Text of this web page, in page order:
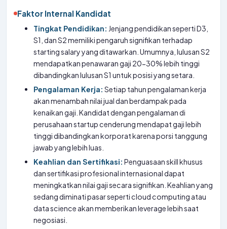
Faktor Internal Kandidat
Tingkat Pendidikan: Jenjang pendidikan seperti D3,
S1, dan S2 memiliki pengaruh signifikan terhadap
starting salary yang ditawarkan. Umumnya, lulusan S2
mendapatkan penawaran gaji 20-30% lebih tinggi
dibandingkan lulusan S1 untuk posisi yang setara.
Pengalaman Kerja: Setiap tahun pengalaman kerja
akan menambah nilai jual dan berdampak pada
kenaikan gaji. Kandidat dengan pengalaman di
perusahaan startup cenderung mendapat gaji lebih
tinggi dibandingkan korporat karena porsi tanggung
jawab yang lebih luas.
Keahlian dan Sertifikasi: Penguasaan skill khusus
dan sertifikasi profesional internasional dapat
meningkatkan nilai gaji secara signifikan. Keahlian yang
sedang diminati pasar seperti cloud computing atau
data science akan memberikan leverage lebih saat
negosiasi.